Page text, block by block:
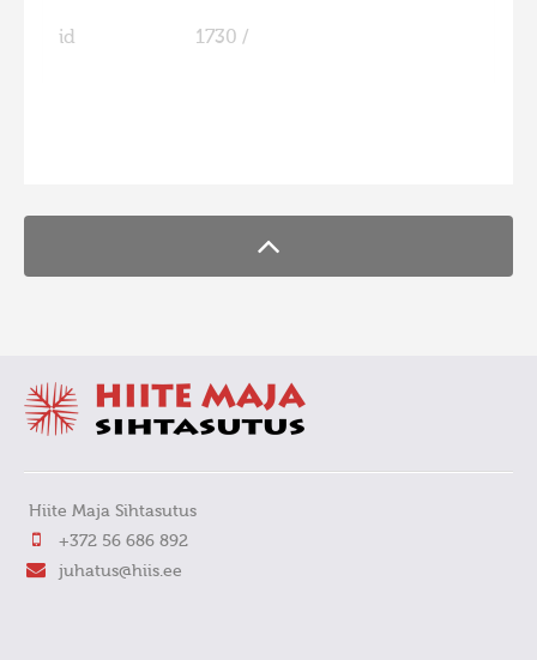
id 1730 /
Hiite Maja Sihtasutus
+372 56 686 892
juhatus@hiis.ee